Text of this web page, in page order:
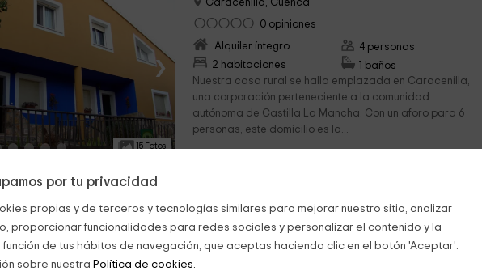
por tu privacidad
propias y de terceros y tecnologías similares para mejorar nuestro sitio, analizar
proporcionar funcionalidades para redes sociales y personalizar el contenido y la
de tus hábitos de navegación, que aceptas haciendo clic en el botón 'Aceptar'.
sobre nuestra Política de cookies.
›
15 Fotos
Caracenilla, Cuenca
0 opiniones
Alquiler íntegro
2 habitaciones
4 personas
1 baños
Nuestra casa rural se halla emplazada en Caracenilla,
una corporación perteneciente a la comunidad
autónoma de Castilla La Mancha. Con un aforo para 6
personas, este domicilio es la...
Caracenilla, Cuenca
0 opiniones